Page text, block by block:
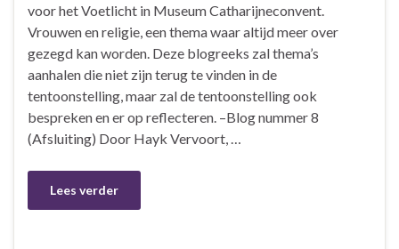
voor het Voetlicht in Museum Catharijneconvent.
Vrouwen en religie, een thema waar altijd meer over
gezegd kan worden. Deze blogreeks zal thema’s
aanhalen die niet zijn terug te vinden in de
tentoonstelling, maar zal de tentoonstelling ook
bespreken en er op reflecteren. –Blog nummer 8
(Afsluiting) Door Hayk Vervoort, …
Lees verder